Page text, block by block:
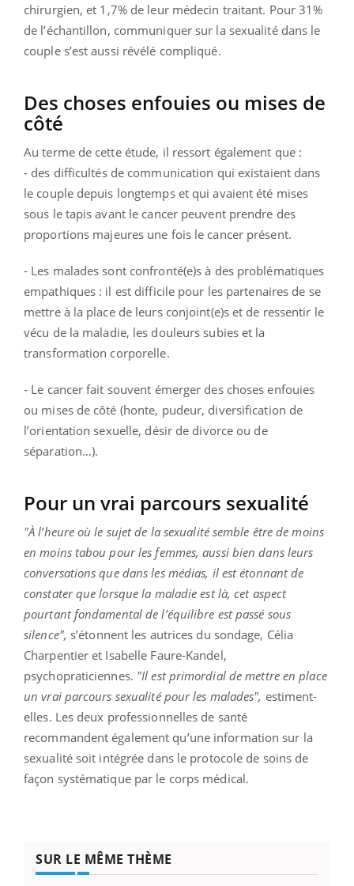
chirurgien, et 1,7% de leur médecin traitant. Pour 31%
de l’échantillon, communiquer sur la sexualité dans le
couple s’est aussi révélé compliqué.
Des choses enfouies ou mises de
côté
Au terme de cette étude, il ressort également que :
- des difficultés de communication qui existaient dans
le couple depuis longtemps et quiavaient été mises
sous le tapis avant le cancer peuvent prendre des
proportions majeures une fois le cancer présent.
- Les malades sont confronté(e)s à des problématiques
empathiques : il est difficile pour les partenaires de se
mettre à la place de leurs conjoint(e)s et de ressentir le
vécu de la maladie, les douleurs subies et la
transformation corporelle.
- Le cancer fait souvent émerger des choses enfouies
ou mises de côté (honte, pudeur, diversification de
l’orientation sexuelle, désir de divorce ou de
séparation…).
Pour un vrai parcours sexualité
"À l’heure où le sujet de la sexualité semble être de moins
en moins tabou pour les femmes, aussi bien dans leurs
conversations que dans les médias, il est étonnant de
constater que lorsque la maladie est là, cet aspect
pourtant fondamental de l’équilibre est passé sous
silence", s’étonnent les autrices du sondage, Célia
Charpentier et Isabelle Faure-Kandel,
psychopraticiennes. "Il est primordial de mettre en place
un vrai parcours sexualité pour les malades", estiment-
elles. Les deux professionnelles de santé
recommandent également qu’une information sur la
sexualité soit intégrée dans le protocole de soins de
façon systématique par le corps médical.
SUR LE MÊME THÈME